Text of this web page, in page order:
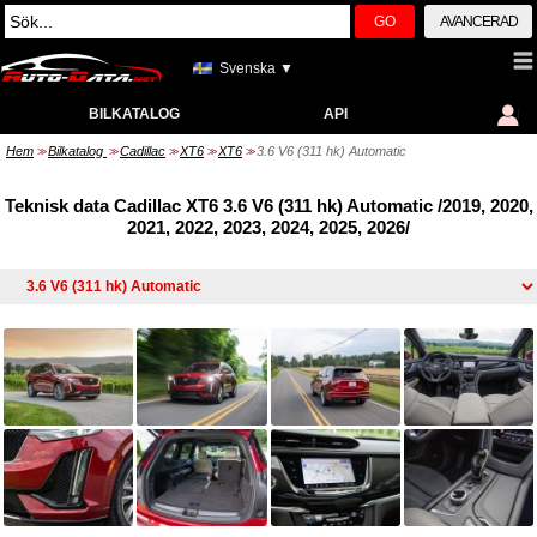
GO AVANCERAD
Svenska ▼
BILKATALOG API
Hem >> Bilkatalog >> Cadillac >> XT6 >> XT6 >> 3.6 V6 (311 hk) Automatic
Teknisk data Cadillac XT6 3.6 V6 (311 hk) Automatic /2019, 2020,
2021, 2022, 2023, 2024, 2025, 2026/